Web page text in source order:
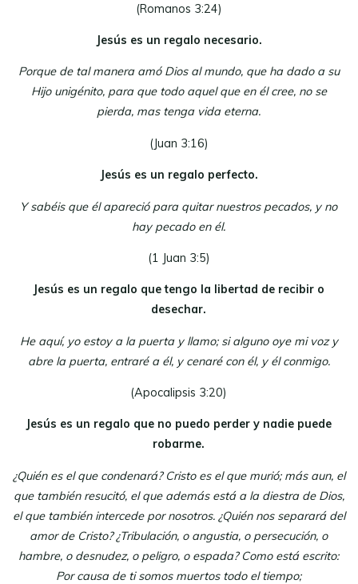
(Romanos 3:24)
Jesús es un regalo necesario.
Porque de tal manera amó Dios al mundo, que ha dado a su
Hijo unigénito, para que todo aquel que en él cree, no se
pierda, mas tenga vida eterna.
(Juan 3:16)
Jesús es un regalo perfecto.
Y sabéis que él apareció para quitar nuestros pecados, y no
hay pecado en él.
(1 Juan 3:5)
Jesús es un regalo que tengo la libertad de recibir o
desechar.
He aquí, yo estoy a la puerta y llamo; si alguno oye mi voz y
abre la puerta, entraré a él, y cenaré con él, y él conmigo.
(Apocalipsis 3:20)
Jesús es un regalo que no puedo perder y nadie puede
robarme.
¿Quién es el que condenará? Cristo es el que murió; más aun, el
que también resucitó, el que además está a la diestra de Dios,
el que también intercede por nosotros. ¿Quién nos separará del
amor de Cristo? ¿Tribulación, o angustia, o persecución, o
hambre, o desnudez, o peligro, o espada? Como está escrito:
Por causa de ti somos muertos todo el tiempo;